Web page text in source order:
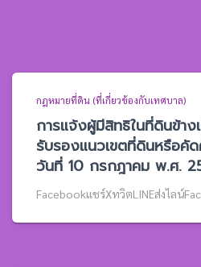
กฎหมายที่ดิน (ที่เกี่ยวข้องกับเทศบาล)
การแจ้งผู้มีสิทธิในที่ดินข้าง
รับรองแนวเขตที่ดินหรือคั
วันที่ 10 กรกฎาคม พ.ศ.
Facebookแชร์XทวิตLINEส่งไลน์